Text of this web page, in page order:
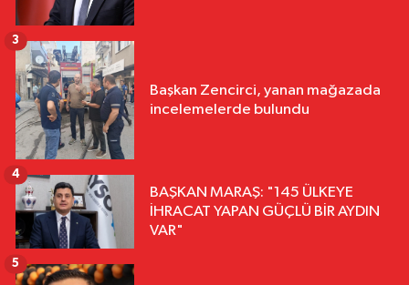
Başkan Zencirci, yanan mağazada
incelemelerde bulundu
3
BAŞKAN MARAŞ: "145 ÜLKEYE
İHRACAT YAPAN GÜÇLÜ BİR AYDIN
VAR"
4
5